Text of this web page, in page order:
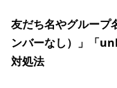
友だち名やグループ
ンバーなし）」「
対処法